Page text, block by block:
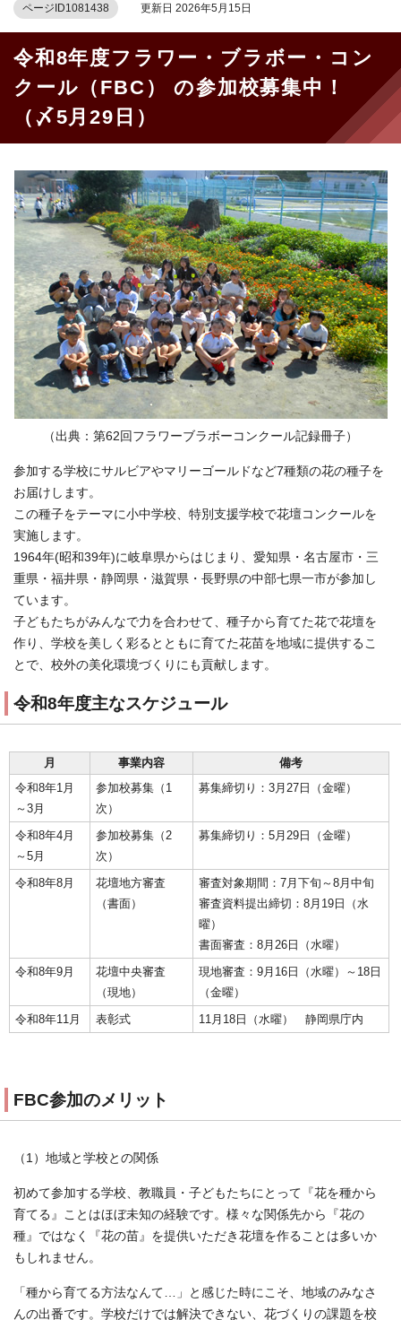
ページID1081438 更新日 2026年5月15日
令和8年度フラワー・ブラボー・コン
クール（FBC） の参加校募集中！
（〆5月29日）
（出典：第62回フラワーブラボーコンクール記録冊子）
参加する学校にサルビアやマリーゴールドなど7種類の花の種子を
お届けします。
この種子をテーマに小中学校、特別支援学校で花壇コンクールを
実施します。
1964年(昭和39年)に岐阜県からはじまり、愛知県・名古屋市・三
重県・福井県・静岡県・滋賀県・長野県の中部七県一市が参加し
ています。
子どもたちがみんなで力を合わせて、種子から育てた花で花壇を
作り、学校を美しく彩るとともに育てた花苗を地域に提供するこ
とで、校外の美化環境づくりにも貢献します。
令和8年度主なスケジュール
月 事業内容
備考
令和8年1月
～3月
参加校募集（1
次）
募集締切り：3月27日（金曜）
令和8年4月
～5月
参加校募集（2
次）
募集締切り：5月29日（金曜）
令和8年8月
花壇地方審査
（書面）
審査対象期間：7月下旬～8月中旬
審査資料提出締切：8月19日（水
曜）
書面審査：8月26日（水曜）
令和8年9月
花壇中央審査
（現地）
現地審査：9月16日（水曜）～18日
（金曜）
令和8年11月
表彰式 11月18日（水曜） 静岡県庁内
FBC参加のメリット
（1）地域と学校との関係
初めて参加する学校、教職員・子どもたちにとって『花を種から
育てる』ことはほぼ未知の経験です。様々な関係先から『花の
種』ではなく『花の苗』を提供いただき花壇を作ることは多いか
もしれません。
「種から育てる方法なんて…」と感じた時にこそ、地域のみなさ
んの出番です。学校だけでは解決できない、花づくりの課題を校